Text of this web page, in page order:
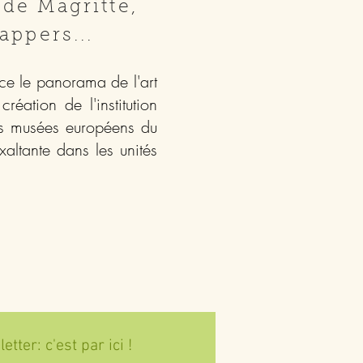
Magritte,
le panorama de l'art
de l'institution
européens du
dans les unités
c'est par ici !